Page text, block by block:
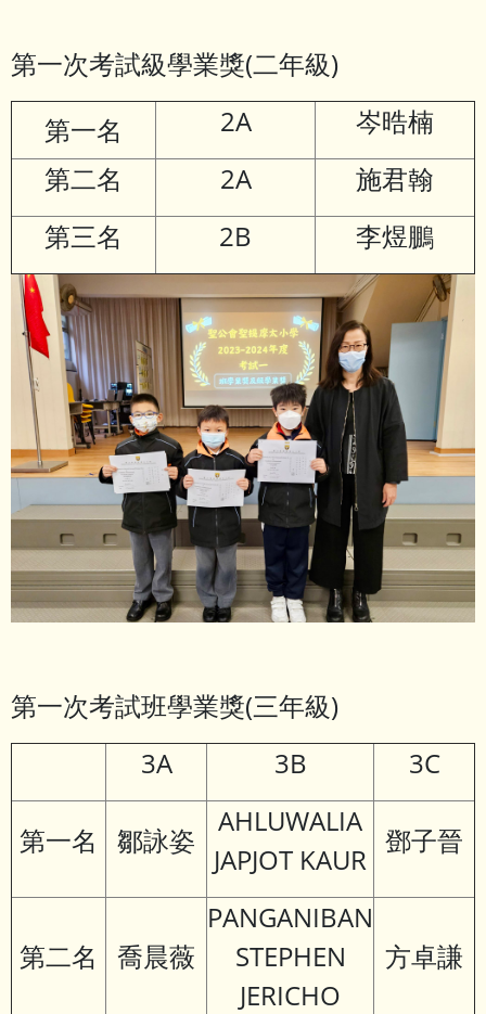
第一次考試級學業獎(二年級)
第一名
2A
岑晧楠
第二名
2A
施君翰
第三名
2B 李煜鵬
第一次考試班學業獎(三年級)
3A
3B 3C
第一名 鄒詠姿
AHLUWALIA
JAPJOT KAUR
鄧子晉
第二名 喬晨薇
PANGANIBAN
STEPHEN
JERICHO
方卓謙